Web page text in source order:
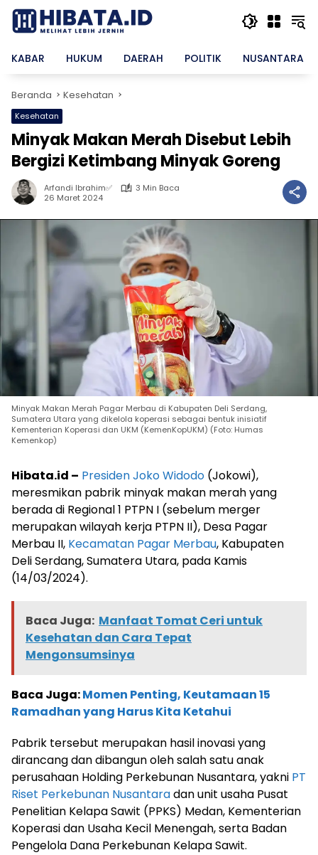
Langsung
konten
KABAR
HUKUM DAERAH POLITIK NUSANTARA
Beranda Kesehatan
Kesehatan
Minyak Makan Merah Disebut Lebih
Bergizi Ketimbang Minyak Goreng
Arfandi Ibrahim✅
3 Min Baca
26 Maret 2024
Minyak Makan Merah Pagar Merbau di Kabupaten Deli Serdang,
Sumatera Utara yang dikelola koperasi sebagai bentuk inisiatif
Kementerian Koperasi dan UKM (KemenKopUKM) (Foto: Humas
Kemenkop)
Hibata.id – Presiden Joko Widodo (Jokowi),
meresmikan pabrik minyak makan merah yang
berada di Regional 1 PTPN I (sebelum merger
merupakan wilayah kerja PTPN II), Desa Pagar
Merbau II, Kecamatan Pagar Merbau, Kabupaten
Deli Serdang, Sumatera Utara, pada Kamis
(14/03/2024).
Baca Juga: Manfaat Tomat Ceri untuk
Kesehatan dan Cara Tepat
Mengonsumsinya
Baca Juga:Momen Penting, Keutamaan 15
Ramadhan yang Harus Kita Ketahui
Pabrik tersebut merupakan hasil inovasi yang
dirancang dan dibangun oleh salah satu anak
perusahaan Holding Perkebunan Nusantara, yakni PT
Riset Perkebunan Nusantaradan unit usaha Pusat
Penelitian Kelapa Sawit (PPKS) Medan, Kementerian
Koperasi dan Usaha Kecil Menengah, serta Badan
Pengelola Dana Perkebunan Kelapa Sawit.